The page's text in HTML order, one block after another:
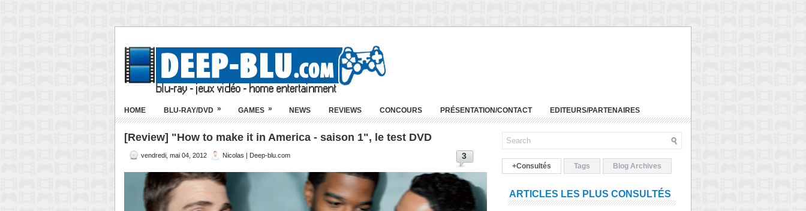
HOME BLU-RAY/DVD » GAMES » NEWS REVIEWS CONCOURS PRÉSENTATION/CONTACT EDITEURS/PARTENAIRES
[Review] "How to make it in America - saison 1", le test DVD
vendredi, mai 04, 2012 Nicolas | Deep-blu.com 3
+Consultés Tags Blog Archives
ARTICLES LES PLUS CONSULTÉS